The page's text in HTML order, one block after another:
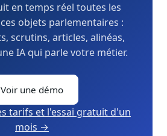
en temps réel toutes les
objets parlementaires :
scrutins, articles, alinéas,
IA qui parle votre métier.
Voir une démo
tarifs et l'essai gratuit d'un
mois →